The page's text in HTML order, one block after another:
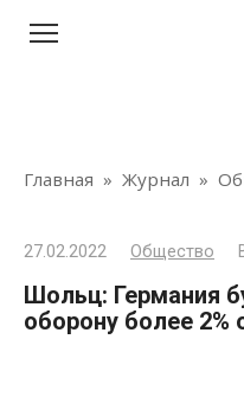
Главная » Журнал »
27.02.2022 Общество
Шольц: Германия
оборону более